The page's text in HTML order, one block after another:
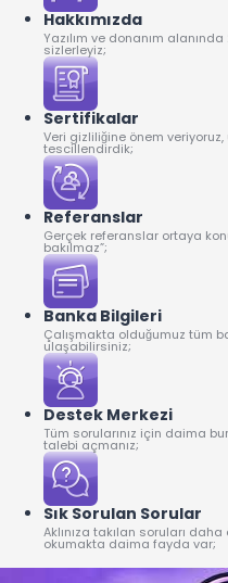
Hakkımızda
Yazılım ve donanım
sizlerleyiz;
Sertifikalar
Veri gizliliğine önem
tescillendirdik;
Referanslar
Gerçek referanslar ortaya
bakılmaz”;
Banka Bilgileri
Çalışmakta olduğumuz tüm
ulaşabilirsiniz;
Destek Merkezi
Tüm sorularınız için daima
talebi açmanız;
Sık Sorulan Sorular
Aklınıza takılan soruları
okumakta daima fayda var;